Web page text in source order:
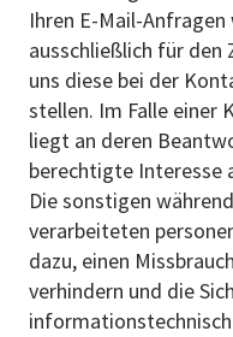
Ihren E-Mail-
ausschließlich für den
uns diese bei der
stellen. Im Falle einer
liegt an deren
berechtigte Interesse
Die sonstigen
verarbeiteten
dazu, einen
verhindern und die